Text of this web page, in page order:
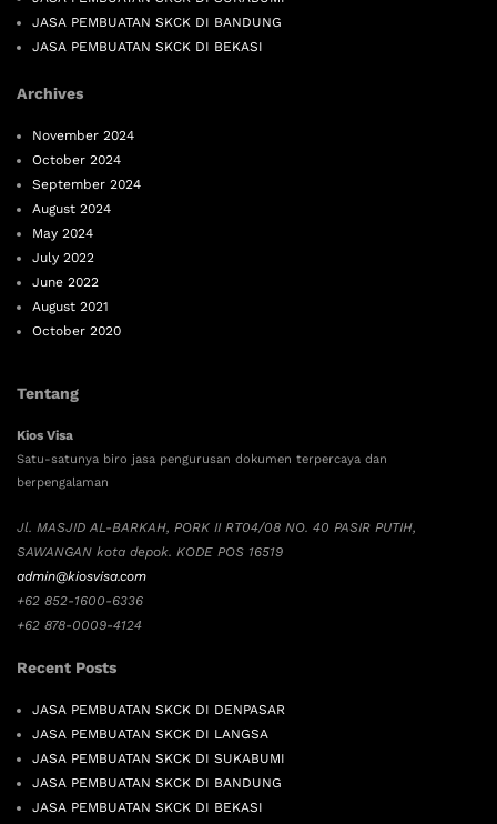
JASA PEMBUATAN SKCK DI BANDUNG
JASA PEMBUATAN SKCK DI BEKASI
Archives
November 2024
October 2024
September 2024
August 2024
May 2024
July 2022
June 2022
August 2021
October 2020
Tentang
Kios Visa
Satu-satunya biro jasa pengurusan dokumen terpercaya dan
berpengalaman
Jl. MASJID AL-BARKAH, PORK II RT04/08 NO. 40 PASIR PUTIH,
SAWANGAN kota depok. KODE POS 16519
admin@kiosvisa.com
+62 852-1600-6336
+62 878-0009-4124
Recent Posts
JASA PEMBUATAN SKCK DI DENPASAR
JASA PEMBUATAN SKCK DI LANGSA
JASA PEMBUATAN SKCK DI SUKABUMI
JASA PEMBUATAN SKCK DI BANDUNG
JASA PEMBUATAN SKCK DI BEKASI